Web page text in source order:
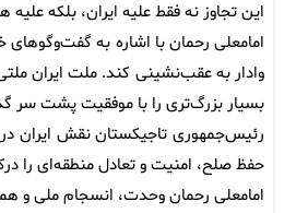
این تجاوز نه فقط علیه ایران، بلکه
امامعلی رحمان با اشاره به گفت‌وگوهای
وادار به عقب‌نشینی کند. ملت ایران
بسیار بزرگ‌تری را با موفقیت پشت سر
رئیس‌جمهوری تاجیکستان نقش ایران
حفظ صلح، امنیت و تعادل منطقه‌ای را
امامعلی رحمان وحدت، انسجام ملی و